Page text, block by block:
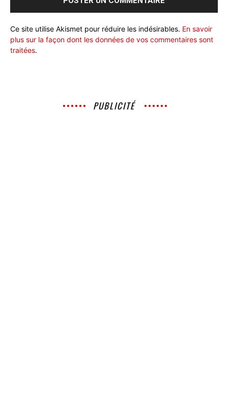
Ce site utilise Akismet pour réduire les indésirables. En savoir
plus sur la façon dont les données de vos commentaires sont
traitées.
PUBLICITÉ